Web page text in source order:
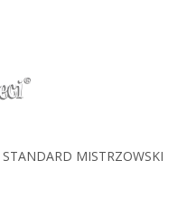
STANDARD MISTRZOWSKI